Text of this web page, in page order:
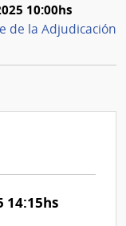
10:00hs
de la Adjudicación
14:15hs